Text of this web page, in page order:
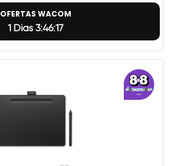
OFERTAS WACOM
1 Dias 3:46:17